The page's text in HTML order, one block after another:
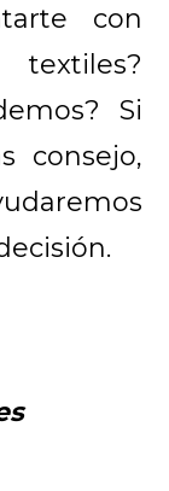
con
Si
consejo,